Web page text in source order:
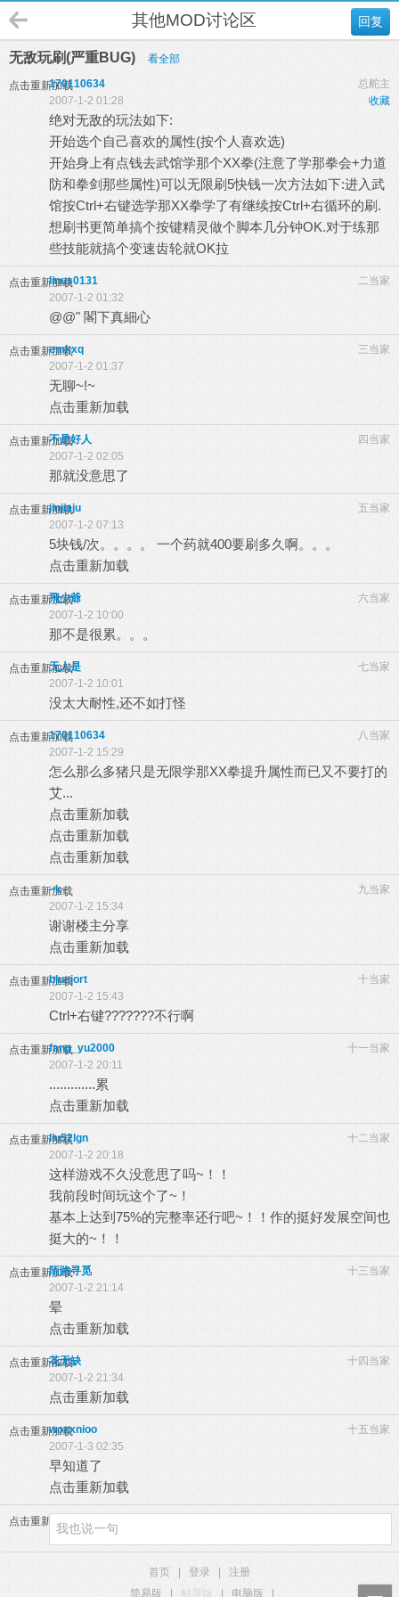
回复
其他MOD讨论区
无敌玩刷(严重BUG) 看全部
点击重新加载 总舵主
170110634
收藏
2007-1-2 01:28
绝对无敌的玩法如下:
开始选个自己喜欢的属性(按个人喜欢选)
开始身上有点钱去武馆学那个XX拳(注意了学那拳会+力道
防和拳剑那些属性)可以无限刷5快钱一次方法如下:进入武
馆按Ctrl+右键选学那XX拳学了有继续按Ctrl+右循环的刷.
想刷书更简单搞个按键精灵做个脚本几分钟OK.对于练那
些技能就搞个变速齿轮就OK拉
点击重新加载 二当家
linus0131
2007-1-2 01:32
@@" 閣下真細心
点击重新加载 三当家
emkxq
2007-1-2 01:37
无聊~!~
点击重新加载
点击重新加载 四当家
不是好人
2007-1-2 02:05
那就没意思了
点击重新加载 五当家
jinjiaju
2007-1-2 07:13
5块钱/次。。。。
一个药就400要刷多久啊。。。
点击重新加载
点击重新加载 六当家
飛少爺
2007-1-2 10:00
那不是很累。。。
点击重新加载 七当家
无人是
2007-1-2 10:01
没太大耐性,还不如打怪
点击重新加载 八当家
170110634
2007-1-2 15:29
怎么那么多猪只是无限学那XX拳提升属性而已又不要打的
艾...
点击重新加载
点击重新加载
点击重新加载
点击重新加载 九当家
~k~
2007-1-2 15:34
谢谢楼主分享
点击重新加载
点击重新加载 十当家
bluejort
2007-1-2 15:43
Ctrl+右键???????不行啊
点击重新加载 十一当家
fang_yu2000
2007-1-2 20:11
.............累
点击重新加载
点击重新加载 十二当家
liu52lgn
2007-1-2 20:18
这样游戏不久没意思了吗~！！
我前段时间玩这个了~！
基本上达到75%的完整率还行吧~！！作的挺好发展空间也
挺大的~！！
点击重新加载 十三当家
陌路寻觅
2007-1-2 21:14
晕
点击重新加载
点击重新加载 十四当家
花无缺
2007-1-2 21:34
点击重新加载
点击重新加载 十五当家
woxxnioo
2007-1-3 02:35
早知道了
点击重新加载
点击重新加载
首页 登录
注册
简易版
触屏版 电脑版